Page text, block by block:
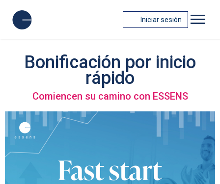
Iniciar sesión
Bonificación por inicio
rápido
Comiencen su camino con ESSENS